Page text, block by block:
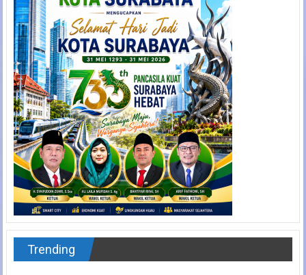
Trending